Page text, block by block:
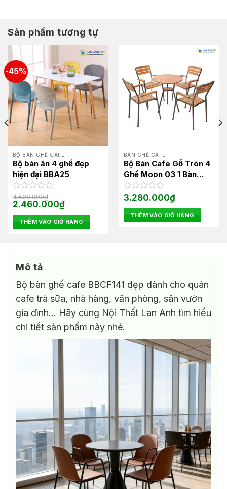
Sản phẩm tương tự
-45%
BỘ BÀN GHẾ CAFE
Bộ bàn ăn 4 ghế đẹp
hiện đại BBA25
Được
xếp
hạng
0
5
4.500.000₫
Giá
gốc
là:
4.500.000₫.
2.460.000₫Giá
hiện
tại
là:
2.460.000₫.
THÊM VÀO GIỎ HÀNG
BÀN GHẾ CAFE
Bộ Bàn Cafe Gỗ Tròn 4
Ghế Moon 03 1 Bàn
Moon 03
Được
hạng
0
3.280.000₫
THÊM VÀO GIỎ HÀNG
Mô tả
Bộ bàn ghế cafe BBCF141 đẹp dành cho quán
cafe trà sữa, nhà hàng, văn phòng, sân vườn
gia đình… Hãy cùng Nội Thất Lan Anh tìm hiểu
chi tiết sản phẩm này nhé.